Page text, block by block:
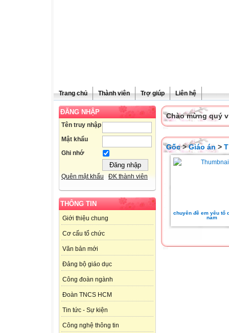
Trang chủ Thành viên Trợ giúp Liên hệ
ĐĂNG NHẬP
Tên truy nhập
Mật khẩu
Ghi nhớ
Quên mật khẩu ĐK thành viên
THÔNG TIN
Giới thiệu chung
Cơ cấu tổ chức
Văn bản mới
Đảng bộ giáo dục
Công đoàn ngành
Đoàn TNCS HCM
Tin tức - Sự kiện
Công nghệ thông tin
Chào mừng quý
Gốc>Giáo án >
chuyên đề em yêu tổ
nam